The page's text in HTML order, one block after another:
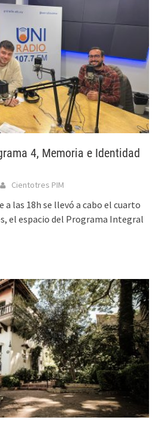
4, Memoria e Identidad
Cientotres PIM
a las 18h se llevó a cabo el cuarto
el espacio del Programa Integral